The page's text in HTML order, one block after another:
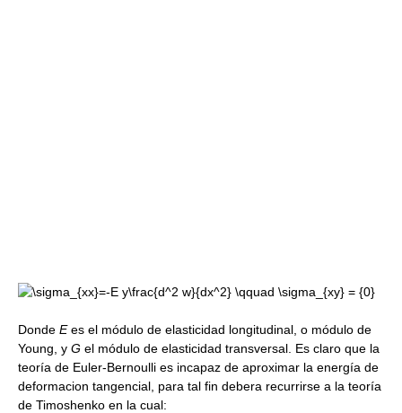
Donde Ees el módulo de elasticidad longitudinal, o módulo de
Young, y G el módulo de elasticidad transversal. Es claro que la
teoría de Euler-Bernoulli es incapaz de aproximar la energía de
deformacion tangencial, para tal fin debera recurrirse a la teoría
de Timoshenko en la cual: